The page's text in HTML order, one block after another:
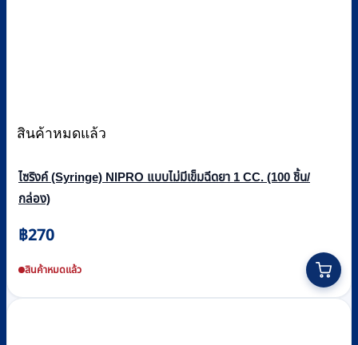
สินค้าหมดแล้ว
ไซริงค์ (Syringe) NIPRO แบบไม่มีเข็มฉีดยา 1 CC. (100 ชิ้น/
กล่อง)
฿270
สินค้าหมดแล้ว